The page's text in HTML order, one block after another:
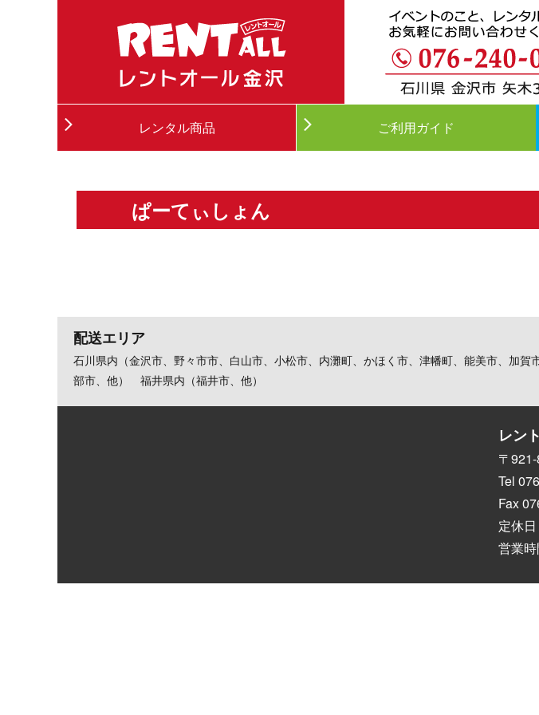
レンタル商品 ご利用ガイド
ぱーてぃしょん
配送エリア
石川県内（金沢市、野々市市、白山市、小松市、内灘町、かほく市、津幡町、能美市、加
部市、他） 福井県内（福井市、他）
レン
〒
Tel
Fax
定休
営業